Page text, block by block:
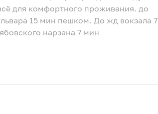
для комфортного проживания. до
15 мин пешком. До жд вокзала 7
нарзана 7 мин